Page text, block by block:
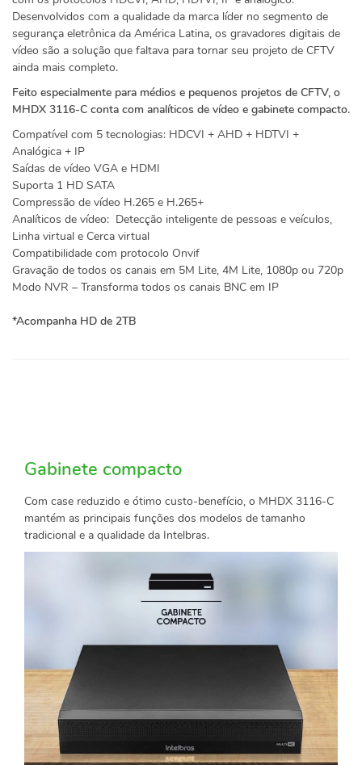
Desenvolvidos com a qualidade da marca líder no segmento de
segurança eletrônica da América Latina, os gravadores digitais de
vídeo são a solução que faltava para tornar seu projeto de CFTV
ainda mais completo.
Feito especialmente para médios e pequenos projetos de CFTV, o
MHDX 3116-C conta com analíticos de vídeo e gabinete compacto.
Compatível com 5 tecnologias: HDCVI + AHD + HDTVI +
Analógica + IP
Saídas de vídeo VGA e HDMI
Suporta 1 HD SATA
Compressão de vídeo H.265 e H.265+
Analíticos de vídeo: Detecção inteligente de pessoas e veículos,
Linha virtual e Cerca virtual
Compatibilidade com protocolo Onvif
Gravação de todos os canais em 5M Lite, 4M Lite, 1080p ou 720p
Modo NVR – Transforma todos os canais BNC em IP
*Acompanha HD de 2TB
Gabinete compacto
Com case reduzido e ótimo custo-benefício, o MHDX 3116-C
mantém as principais funções dos modelos de tamanho
tradicional e a qualidade da Intelbras.